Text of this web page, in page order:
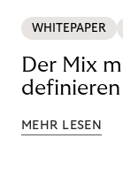
WHITEPAPER
Der Mix
MEHR LESEN